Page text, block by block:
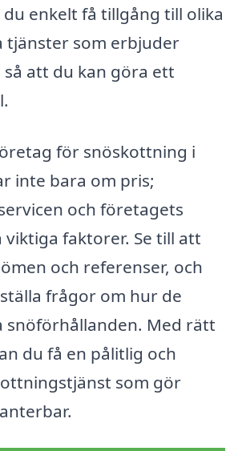
enkelt få tillgång till olika
tjänster som erbjuder
att du kan göra ett
för snöskottning i
inte bara om pris;
och företagets
viktiga faktorer. Se till att
och referenser, och
frågor om hur de
snöförhållanden. Med rätt
du få en pålitlig och
som gör